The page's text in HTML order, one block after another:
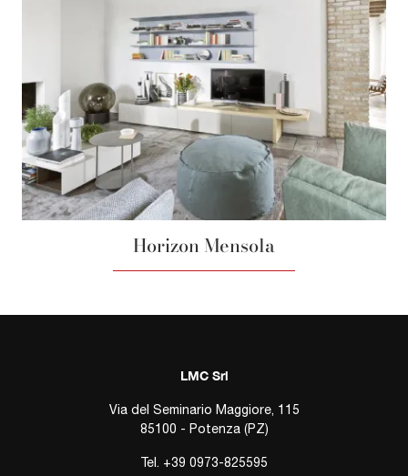
Horizon Mensola
LMC Srl
Via del Seminario Maggiore, 115
85100 - Potenza (PZ)
Tel. +39 0973-825595